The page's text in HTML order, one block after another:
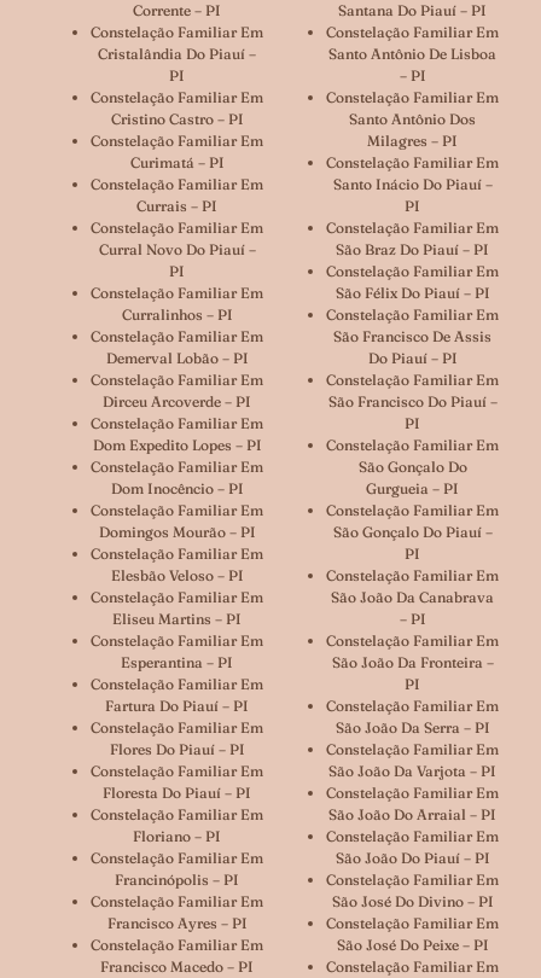
Corrente – PI
Constelação Familiar Em
Cristalândia Do Piauí –
PI
Constelação Familiar Em
Cristino Castro – PI
Constelação Familiar Em
Curimatá – PI
Constelação Familiar Em
Currais – PI
Constelação Familiar Em
Curral Novo Do Piauí –
PI
Constelação Familiar Em
Curralinhos – PI
Constelação Familiar Em
Demerval Lobão – PI
Constelação Familiar Em
Dirceu Arcoverde – PI
Constelação Familiar Em
Dom Expedito Lopes – PI
Constelação Familiar Em
Dom Inocêncio – PI
Constelação Familiar Em
Domingos Mourão – PI
Constelação Familiar Em
Elesbão Veloso – PI
Constelação Familiar Em
Eliseu Martins – PI
Constelação Familiar Em
Esperantina – PI
Constelação Familiar Em
Fartura Do Piauí – PI
Constelação Familiar Em
Flores Do Piauí – PI
Constelação Familiar Em
Floresta Do Piauí – PI
Constelação Familiar Em
Floriano – PI
Constelação Familiar Em
Francinópolis – PI
Constelação Familiar Em
Francisco Ayres – PI
Constelação Familiar Em
Francisco Macedo – PI
Santana Do Piauí – PI
Constelação Familiar Em
Santo Antônio De Lisboa
– PI
Constelação Familiar Em
Santo Antônio Dos
Milagres – PI
Constelação Familiar Em
Santo Inácio Do Piauí –
PI
Constelação Familiar Em
São Braz Do Piauí – PI
Constelação Familiar Em
São Félix Do Piauí – PI
Constelação Familiar Em
São Francisco De Assis
Do Piauí – PI
Constelação Familiar Em
São Francisco Do Piauí –
PI
Constelação Familiar Em
São Gonçalo Do
Gurgueia – PI
Constelação Familiar Em
São Gonçalo Do Piauí –
PI
Constelação Familiar Em
São João Da Canabrava
– PI
Constelação Familiar Em
São João Da Fronteira –
PI
Constelação Familiar Em
São João Da Serra – PI
Constelação Familiar Em
São João Da Varjota – PI
Constelação Familiar Em
São João Do Arraial – PI
Constelação Familiar Em
São João Do Piauí – PI
Constelação Familiar Em
São José Do Divino – PI
Constelação Familiar Em
São José Do Peixe – PI
Constelação Familiar Em